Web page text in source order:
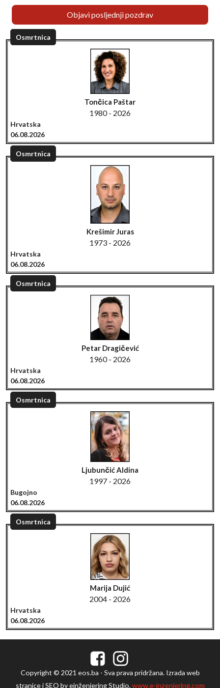
Objavi posljednji pozdrav
Osmrtnica
Tončica Paštar
1980 - 2026
Hrvatska
06.08.2026
Osmrtnica
Krešimir Juras
1973 - 2026
Hrvatska
06.08.2026
Osmrtnica
Petar Dragičević
1960 - 2026
Hrvatska
06.08.2026
Osmrtnica
Ljubunčić Aldina
1997 - 2026
Bugojno
06.08.2026
Osmrtnica
Marija Dujić
2004 - 2026
Hrvatska
06.08.2026
Copyright © 2021 eos.ba - Sva prava pridržana. Izrada web
stranice i SEO by einženjering Studio.www.e-inzenjering.com